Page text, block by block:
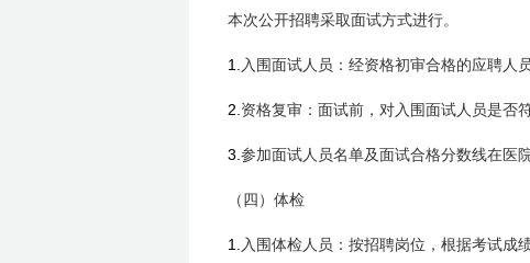
本次公开招聘采取面试方式进行。
1. 入围面试人员：经资格初审合格的应聘人员
2. 资格复审：面试前，对入围面试人员是否
3. 参加面试人员名单及面试合格分数线在医
（四）体检
1. 入围体检人员：按招聘岗位，根据考试成